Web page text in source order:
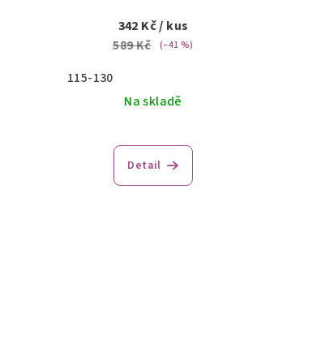
342 Kč/ kus
589 Kč
(–41 %)
115-130
Na skladě
Detail